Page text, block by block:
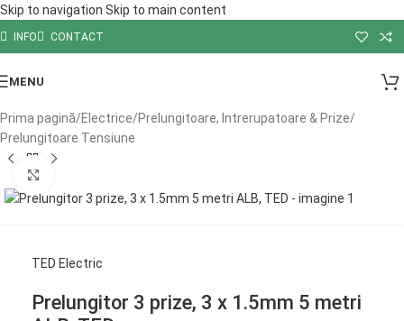
Skip to navigation Skip to main content
INFO CONTACT
MENU
Prima pagină/Electrice/Prelungitoare, Intrerupatoare & Prize/
Prelungitoare Tensiune
TED Electric
Prelungitor 3 prize, 3 x 1.5mm 5 metri